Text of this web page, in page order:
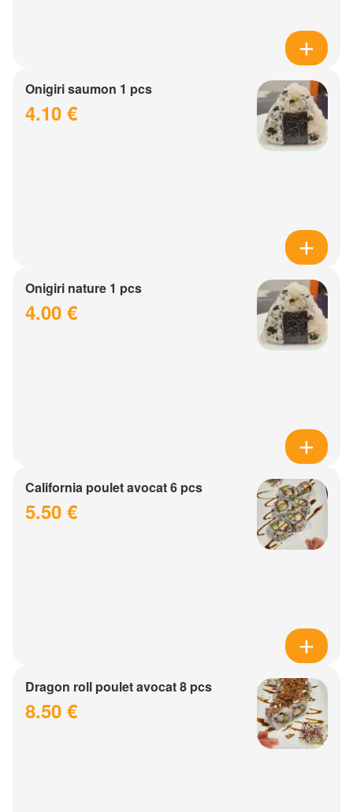
Onigiri saumon 1 pcs
4.10 €
Onigiri nature 1 pcs
4.00 €
California poulet avocat 6 pcs
5.50 €
Dragon roll poulet avocat 8 pcs
8.50 €